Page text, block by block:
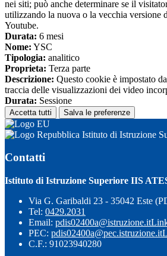
nei siti; può anche determinare se il
utilizzando la nuova o la vecchia versione
Youtube.
Durata: 6 mesi
Nome: YSC
Tipologia: analitico
Proprieta: Terza parte
Descrizione: Questo cookie è impostato
traccia delle visualizzazioni dei video
Durata: Sessione
Accetta tutti Salva le preferenze
Istituto di Istruzione
Contatti
Istituto di Istruzione Superiore IIS
Via G. Garibaldi 23 - 35042 Este
Tel: 0429.2031
Email: pdis02400a@istruzione.it
PEC: pdis02400a@pec.istruzione.it
C.F.: 91023940280